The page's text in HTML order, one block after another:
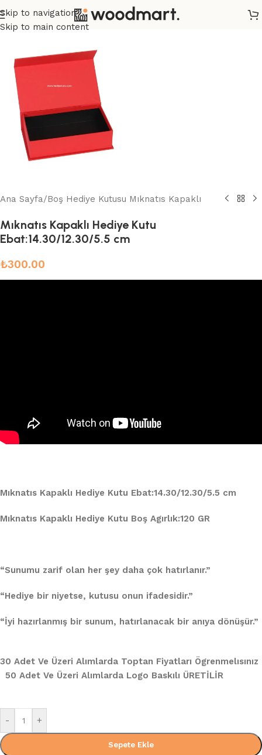
Skip to navigation
Skip to main content
Ana Sayfa/Boş Hediye Kutusu Mıknatıs Kapaklı
Mıknatıs Kapaklı Hediye Kutu
Ebat:14.30/12.30/5.5 cm
₺300.00
Mıknatıs Kapaklı Hediye Kutu Ebat:14.30/12.30/5.5 cm
Mıknatıs Kapaklı Hediye Kutu Boş Agırlık:120 GR
“Sunumu zarif olan her şey daha çok hatırlanır.”
“Hediye bir niyetse, kutusu onun ifadesidir.”
“İyi hazırlanmış bir sunum, hatırlanacak bir anıya dönüşür.”
30 Adet Ve Üzeri Alımlarda Toptan Fiyatları Ögrenmelısınız
50 Adet Ve Üzeri Alımlarda Logo Baskılı ÜRETİLİR
- +
Sepete Ekle